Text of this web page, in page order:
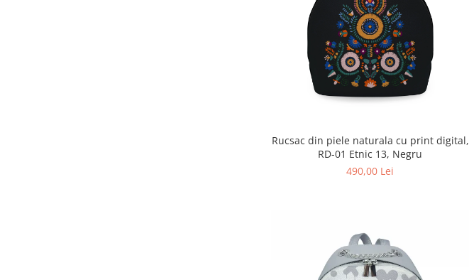
Rucsac din piele naturala cu print digital,
RD-01 Etnic 13, Negru
490,00 Lei